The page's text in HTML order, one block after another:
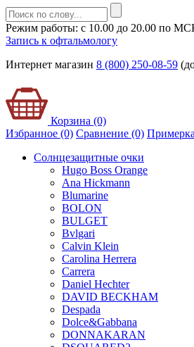
Режим работы: с 10.00 до 20.00 по
Запись к офтальмологу
Интернет магазин 8 (800) 250-08-59
Корзина (0)
Избранное (0) Сравнение (0)
Солнцезащитные очки
Hugo Boss Orange
Ana Hickmann
Blumarine
BOLON
BULGET
Bvlgari
Calvin Klein
Carolina Herrera
Carrera
Daniel Hechter
DAVID BECKHAM
Despada
Dolce&Gabbana
DONNAKARAN